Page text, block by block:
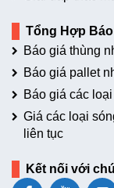
Tổng Hợp Báo
Báo giá thùng
Báo giá pallet
Báo giá các
Giá các loại
liên tục
Kết nối với